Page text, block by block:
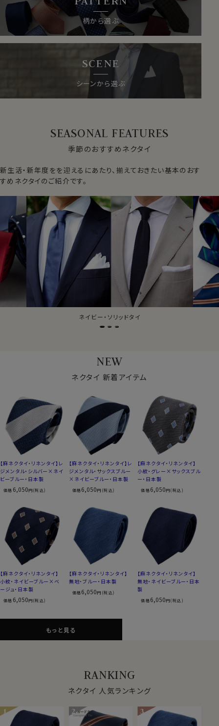
柄から選ぶ
SCENE
シーンから選ぶ
SEASONAL FEATURES
季節のおすすめネクタイ
新生活・新年度をを迎えるにあたり、揃えておきたい基本のおす
すめネクタイのご紹介です。
ジャガードタイ
NEW
ネクタイ 新着アイテム
【麻ネクタイ・リネンタイ】レ
ジメンタル・シルバー×ネイ
ビーブルー・日本製
価格 6,050円(税込)
【麻ネクタイ・リネンタイ】レ
ジメンタル・サックスブルー
×ネイビーブルー・日本製
価格6,050円(税込)
【麻ネクタイ・リネンタイ】
小紋・グレー×サックスブル
ー・日本製
価格6,050円(税込)
【麻ネクタイ・リネンタイ】
小紋・ネイビーブルー×ベ
ージュ・日本製
価格 6,050円(税込)
【麻ネクタイ・リネンタイ】
無地・ブルー・日本製
価格6,050円(税込)
【麻ネクタイ・リネンタイ】
無地・ネイビーブルー・日本
製
価格6,050円(税込)
もっと見る
RANKING
ネクタイ 人気ランキング